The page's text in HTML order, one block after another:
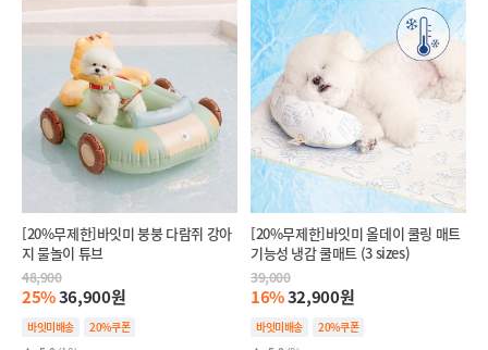
[20%무제한]바잇미 붕붕 다람쥐 강아
지 물놀이 튜브
48,900
25%36,900원
바잇미배송
20%쿠폰
[20%무제한]바잇미 올데이 쿨링 매트
기능성 냉감 쿨매트 (3 sizes)
39,000
16%32,900원
바잇미배송
20%쿠폰